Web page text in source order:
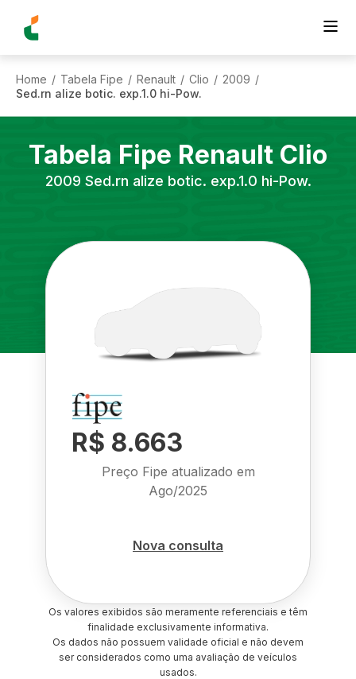
Home / Tabela Fipe / Renault / Clio / 2009 /
Sed.rn alize botic. exp.1.0 hi-Pow.
Tabela Fipe Renault Clio
2009 Sed.rn alize botic. exp.1.0 hi-Pow.
R$ 8.663
Preço Fipe atualizado em
Ago/2025
Nova consulta
Os valores exibidos são meramente referenciais e têm
finalidade exclusivamente informativa.
Os dados não possuem validade oficial e não devem
ser considerados como uma avaliação de veículos
usados.